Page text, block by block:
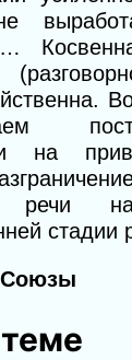
на
речи
стадии
Союзы